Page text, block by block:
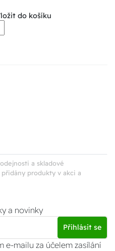
do košíku
a skladové
produkty v akci a
a novinky
Přihlásit se
e-mailu za účelem zasílání